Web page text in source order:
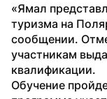
«Ямал
туризма на
сообщении.
участникам
квалификации.
Обучение